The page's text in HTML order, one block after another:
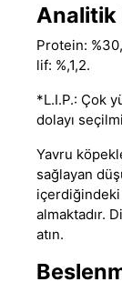
Analitik
Protein:
lif: %,1,2.
*L.I.P.: Çok
dolayı
Yavru
sağlayan
almaktadır.
atın.